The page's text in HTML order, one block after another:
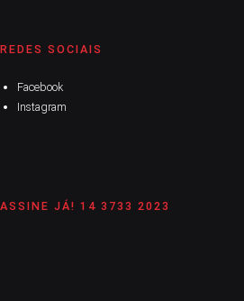
REDES SOCIAIS
Facebook
Instagram
ASSINE JÁ! 14 3733 2023